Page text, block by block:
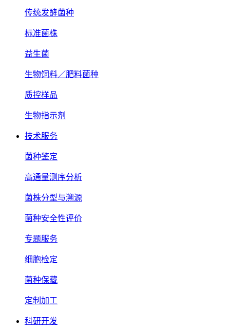
传统发酵菌种
标准菌株
益生菌
生物饲料／肥料菌种
质控样品
生物指示剂
技术服务
菌种鉴定
高通量测序分析
菌株分型与溯源
菌种安全性评价
专题服务
细胞检定
菌种保藏
定制加工
科研开发